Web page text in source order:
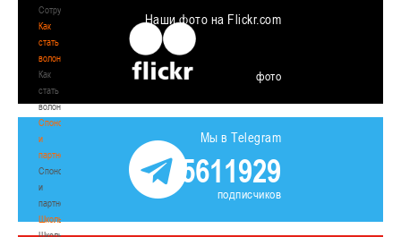
Сотрудничество
Как
стать
волонтером
Как
стать
волонтером
Спонсоры
и
партнеры
Спонсоры
и
партнеры
Школы
Школы
Наши фото на Flickr.com
фото
Мы в Telegram
5611929
подписчиков